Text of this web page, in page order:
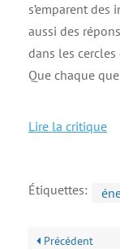
s’emparent
aussi des
dans les
Que chaque
Lire la critique
Étiquettes:
Précédent